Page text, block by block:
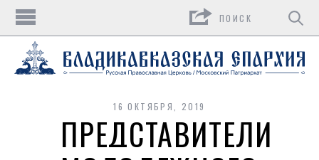
16 ОКТЯБРЯ, 2019
ПРЕДСТАВИТЕЛИ